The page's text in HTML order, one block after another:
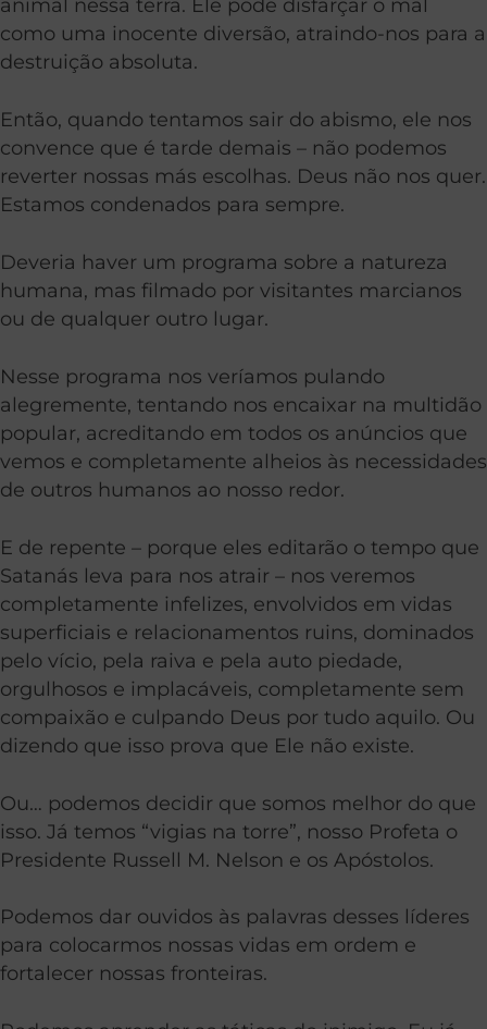
animal nessa terra. Ele pode disfarçar o mal
como uma inocente diversão, atraindo-nos para a
destruição absoluta.
Então, quando tentamos sair do abismo, ele nos
convence que é tarde demais – não podemos
reverter nossas más escolhas. Deus não nos quer.
Estamos condenados para sempre.
Deveria haver um programa sobre a natureza
humana, mas filmado por visitantes marcianos
ou de qualquer outro lugar.
Nesse programa nos veríamos pulando
alegremente, tentando nos encaixar na multidão
popular, acreditando em todos os anúncios que
vemos e completamente alheios às necessidades
de outros humanos ao nosso redor.
E de repente – porque eles editarão o tempo que
Satanás leva para nos atrair – nos veremos
completamente infelizes, envolvidos em vidas
superficiais e relacionamentos ruins, dominados
pelo vício, pela raiva e pela auto piedade,
orgulhosos e implacáveis, completamente sem
compaixão e culpando Deus por tudo aquilo. Ou
dizendo que isso prova que Ele não existe.
Ou… podemos decidir que somos melhor do que
isso. Já temos “vigias na torre”, nosso Profeta o
Presidente Russell M. Nelson e os Apóstolos.
Podemos dar ouvidos às palavras desses líderes
para colocarmos nossas vidas em ordem e
fortalecer nossas fronteiras.